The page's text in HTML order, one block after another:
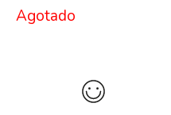
Agotado